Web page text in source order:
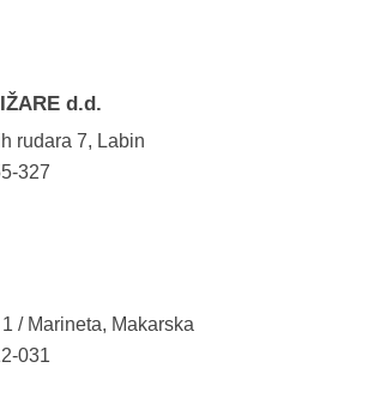
d.d.
rudara 7, Labin
327
/ Marineta, Makarska
031